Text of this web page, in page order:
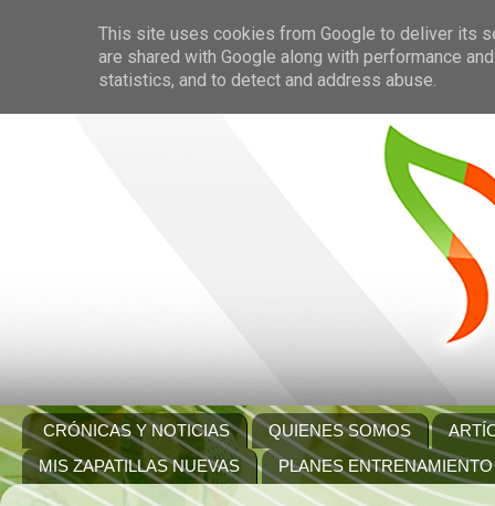
CRÓNICAS Y NOTICIAS QUIENES SOMOS
MIS ZAPATILLAS NUEVAS
PLANES ENTRENAMIENTO
This site uses cookies from Google to deliver its
are shared with Google along with performance
statistics, and to detect and address abuse.